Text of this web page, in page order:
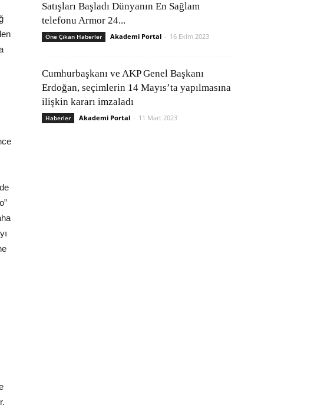
Satışları Başladı Dünyanın En Sağlam
telefonu Armor 24...
Öne Çıkan Haberler Akademi Portal - 16 Ekim 2023
Cumhurbaşkanı ve AKP Genel Başkanı
Erdoğan, seçimlerin 14 Mayıs’ta yapılmasına
ilişkin kararı imzaladı
Haberler Akademi Portal - 11 Mart 2023